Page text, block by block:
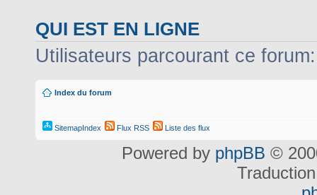
QUI EST EN LIGNE
Utilisateurs parcourant ce
Index du forum
SitemapIndex Flux RSS Liste des flux
Powered by phpBB ©